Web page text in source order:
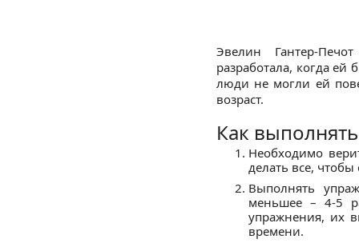
Эвелин Гантер-
разработала, когда ей
люди не могли ей
возраст.
Как
Необходимо
делать все, чтобы
Выполнять
меньшее – 4-5
упражнения, их
времени.